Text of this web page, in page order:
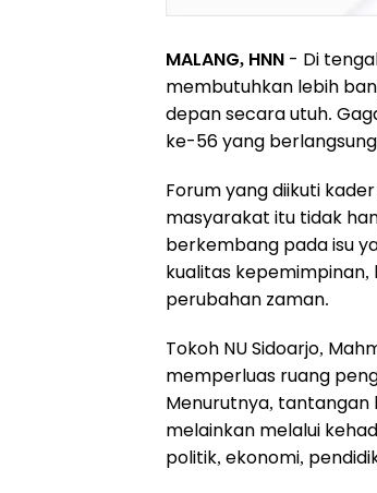
MALANG, HNN - Di
membutuhkan lebih
depan secara utuh.
ke-56 yang
Forum yang diikuti
masyarakat itu tidak
berkembang pada isu
kualitas kepemimpinan,
perubahan zaman.
Tokoh NU Sidoarjo,
memperluas ruang
Menurutnya, tantangan
melainkan melalui
politik, ekonomi,